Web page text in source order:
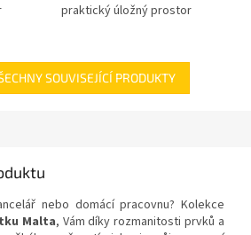
praktický úložný prostor
SOUVISEJÍCÍ PRODUKTY
nebo domácí pracovnu? Kolekce
Malta, Vám díky rozmanitosti prvků a